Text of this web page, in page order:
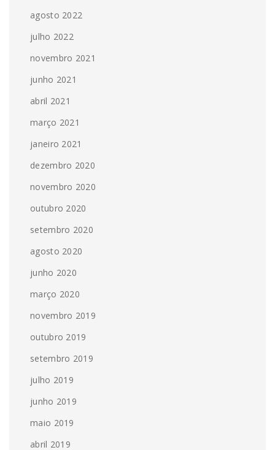
agosto 2022
julho 2022
novembro 2021
junho 2021
abril 2021
março 2021
janeiro 2021
dezembro 2020
novembro 2020
outubro 2020
setembro 2020
agosto 2020
junho 2020
março 2020
novembro 2019
outubro 2019
setembro 2019
julho 2019
junho 2019
maio 2019
abril 2019